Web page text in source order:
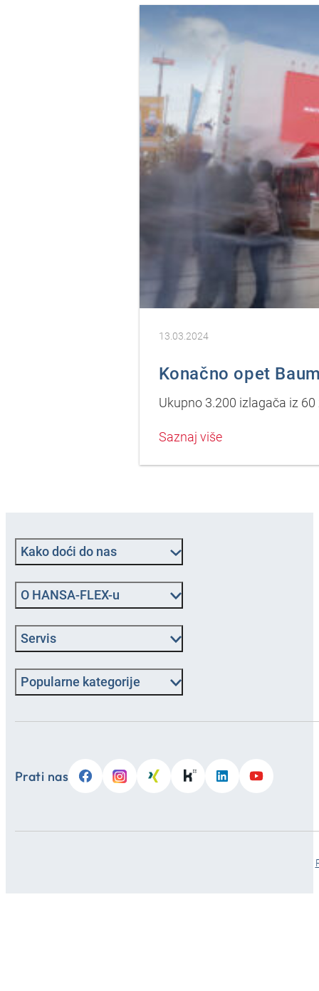
13.03.2024
Konačno opet
Ukupno 3.200 izlagača iz
Saznaj više
Kako doći do nas
O HANSA‑FLEX-u
Servis
Popularne kategorije
Prati nas